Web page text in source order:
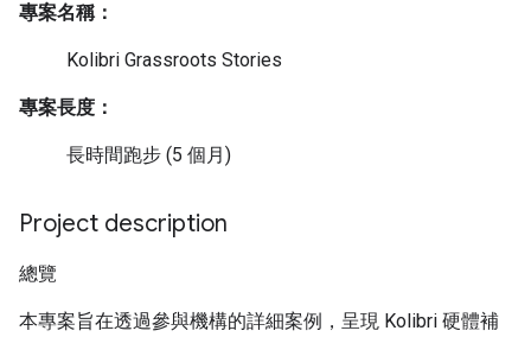
專案名稱：
Kolibri Grassroots Stories
專案長度：
長時間跑步 (5 個月)
Project description
總覽
本專案旨在透過參與機構的詳細案例，呈現 Kolibri 硬體補